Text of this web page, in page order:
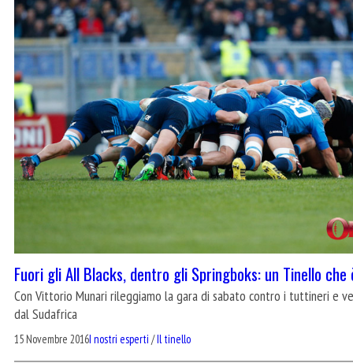
Fuori gli All Blacks, dentro gli Springboks: un Tinello
Con Vittorio Munari rileggiamo la gara di sabato contro i tuttineri e
dal Sudafrica
15 Novembre 2016I nostri esperti /Il tinello